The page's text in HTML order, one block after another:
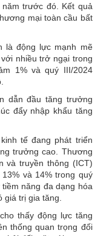
trước đó. Kết quả
mại toàn cầu bất
là động lực mạnh mẽ
nhiều trở ngại trong
1% và quý III/2024
dẫn đầu tăng trưởng
đẩy nhập khẩu tăng
tế đang phát triển
trưởng cao. Thương
và truyền thông (ICT)
và 14% trong quý
năng đa dạng hóa
giá trị gia tăng.
thấy động lực tăng
thống quan trọng đối